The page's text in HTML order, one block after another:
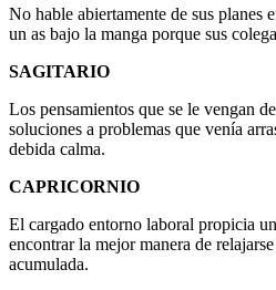
No hable abiertamente de sus planes
un as bajo la manga porque sus
SAGITARIO
Los pensamientos que se le vengan
soluciones a problemas que venía
debida calma.
CAPRICORNIO
El cargado entorno laboral propicia
encontrar la mejor manera de
acumulada.